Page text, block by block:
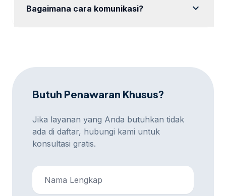
Bagaimana cara komunikasi? expand_more
Butuh Penawaran Khusus?
Jika layanan yang Anda butuhkan tidak
ada di daftar, hubungi kami untuk
konsultasi gratis.